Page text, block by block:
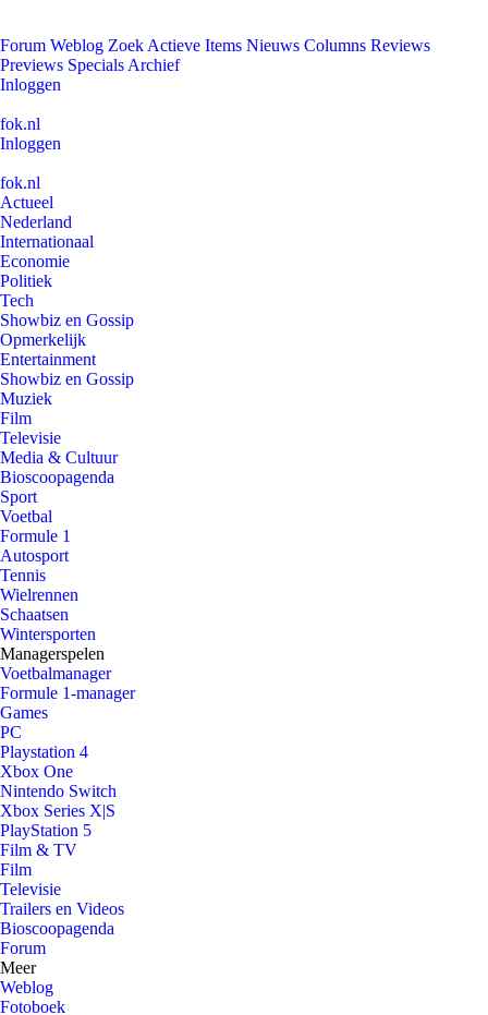
Forum Weblog Zoek Actieve Items Nieuws Columns Reviews
Previews Specials Archief
Inloggen
fok.nl
Inloggen
fok.nl
Actueel
Nederland
Internationaal
Economie
Politiek
Tech
Showbiz en Gossip
Opmerkelijk
Entertainment
Showbiz en Gossip
Muziek
Film
Televisie
Media & Cultuur
Bioscoopagenda
Sport
Voetbal
Formule 1
Autosport
Tennis
Wielrennen
Schaatsen
Wintersporten
Managerspelen
Voetbalmanager
Formule 1-manager
Games
PC
Playstation 4
Xbox One
Nintendo Switch
Xbox Series X|S
PlayStation 5
Film & TV
Film
Televisie
Trailers en Videos
Bioscoopagenda
Forum
Meer
Weblog
Fotoboek